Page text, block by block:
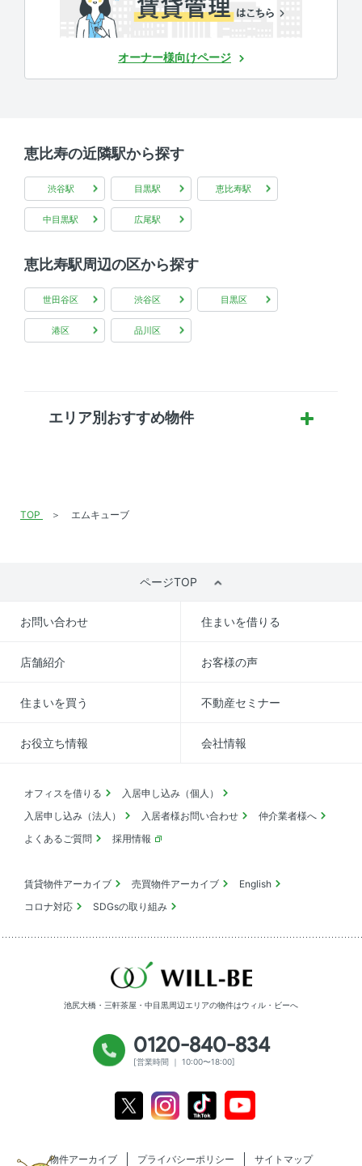
オーナー様向けページ
恵比寿の近隣駅から探す
渋谷駅 目黒駅 恵比寿駅
中目黒駅 広尾駅
恵比寿駅周辺の区から探す
世田谷区 渋谷区 目黒区
港区 品川区
エリア別おすすめ物件
TOP エムキューブ
ページTOP
お問い合わせ 住まいを借りる
店舗紹介 お客様の声
住まいを買う 不動産セミナー
お役立ち情報 会社情報
オフィスを借りる
入居申し込み（個人）
入居申し込み（法人）
入居者様お問い合わせ
仲介業者様へ
よくあるご質問
採用情報
賃貸物件アーカイブ 売買物件アーカイブ
English
コロナ対応
SDGsの取り組み
池尻大橋・三軒茶屋・中目黒周辺エリアの物件はウィル・ビーへ
0120-840-834
[営業時間 ｜ 10:00〜18:00]
InstagramTiktok
物件アーカイブ プライバシーポリシー サイトマップ